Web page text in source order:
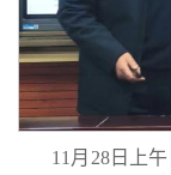
11月28日上午